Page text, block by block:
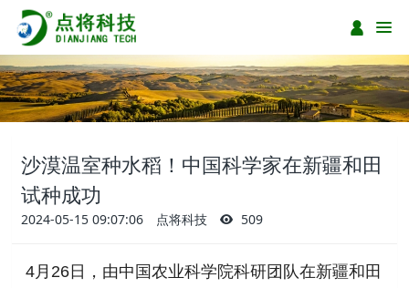
沙漠温室种水稻！中国科学家在新疆和田
试种成功
2024-05-15 09:07:06 点将科技 509
4月26日，由中国农业科学院科研团队在新疆和田